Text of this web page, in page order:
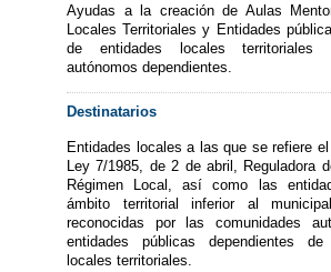
Ayudas a la creación de Aulas
Locales Territoriales y Entidades
de entidades locales territoriales
autónomos dependientes.
Destinatarios
Entidades locales a las que se refiere
Ley 7/1985, de 2 de abril, Reguladora
Régimen Local, así como las
ámbito territorial inferior al
reconocidas por las comunidades
entidades públicas dependientes
locales territoriales.